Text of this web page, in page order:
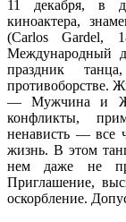
11 декабря, в
киноактера,
(Carlos Gardel,
Международный
праздник
противоборстве.
— Мужчина и
конфликты,
ненависть — все
жизнь. В этом
нем даже не
Приглашение,
оскорбление.